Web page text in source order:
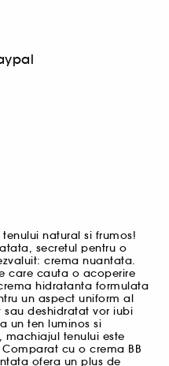
natural si frumos!
secretul pentru o
crema nuantata.
care cauta o acoperire
hidratanta formulata
un aspect uniform al
sau deshidratat vor iubi
un ten luminos si
tenului este
cu o crema BB
ofera un plus de